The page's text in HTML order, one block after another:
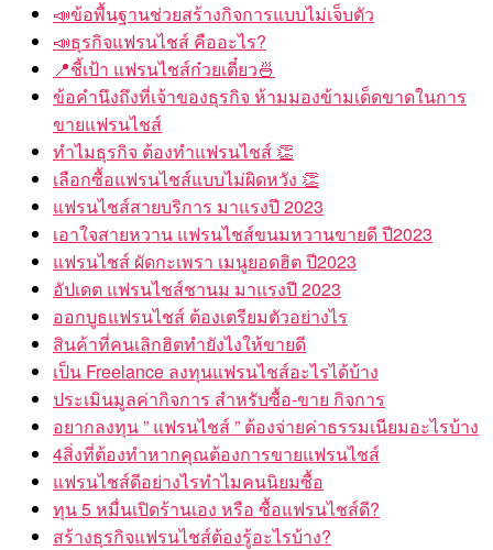
📣ข้อพื้นฐานช่วยสร้างกิจการแบบไม่เจ็บตัว
📣ธุรกิจแฟรนไชส์ คืออะไร?
📍ชี้เป้า แฟรนไชส์ก๋วยเตี๋ยว🍜
ข้อคำนึงถึงที่เจ้าของธุรกิจ ห้ามมองข้ามเด็ดขาดในการ
ขายแฟรนไชส์
ทำไมธุรกิจ ต้องทำแฟรนไชส์ 👏
เลือกซื้อแฟรนไชส์แบบไม่ผิดหวัง 👏
แฟรนไชส์สายบริการ มาแรงปี 2023
เอาใจสายหวาน แฟรนไชส์ขนมหวานขายดี ปี2023
แฟรนไชส์ ผัดกะเพรา เมนูยอดฮิต ปี2023
อัปเดต แฟรนไชส์ชานม มาแรงปี 2023
ออกบูธแฟรนไชส์ ต้องเตรียมตัวอย่างไร
สินค้าที่คนเลิกฮิตทำยังไงให้ขายดี
เป็น Freelance ลงทุนแฟรนไชส์อะไรได้บ้าง
ประเมินมูลค่ากิจการ สำหรับซื้อ-ขาย กิจการ
อยากลงทุน ” แฟรนไชส์ ” ต้องจ่ายค่าธรรมเนียมอะไรบ้าง
4สิ่งที่ต้องทำหากคุณต้องการขายแฟรนไชส์
แฟรนไชส์ดีอย่างไรทำไมคนนิยมซื้อ
ทุน 5 หมื่นเปิดร้านเอง หรือ ซื้อแฟรนไชส์ดี?
สร้างธุรกิจแฟรนไชส์ต้องรู้อะไรบ้าง?